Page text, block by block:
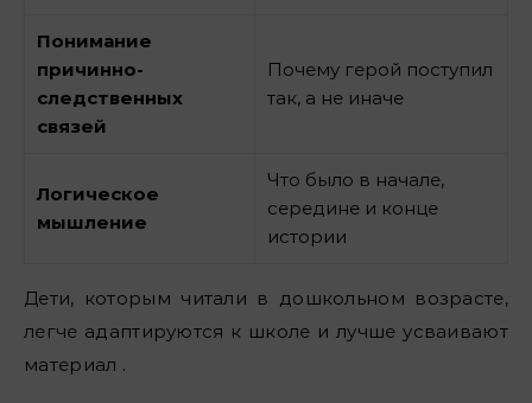
Понимание
причинно-
следственных
связей
Почему герой поступил
так, а не иначе
Логическое
мышление
Что было в начале,
середине и конце
истории
Дети, которым читали в дошкольном возрасте,
легче адаптируются к школе и лучше усваивают
материал .